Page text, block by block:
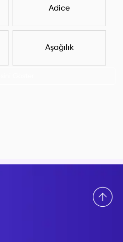
Adice
Aşağılık